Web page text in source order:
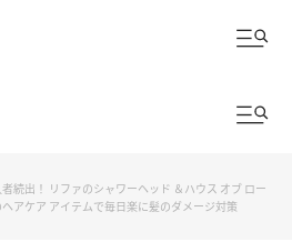
者続出！ リファのシャワーヘッド ＆ハウス オブ ロー
ヘアケア アイテムで毎日楽に髪のダメージ対策